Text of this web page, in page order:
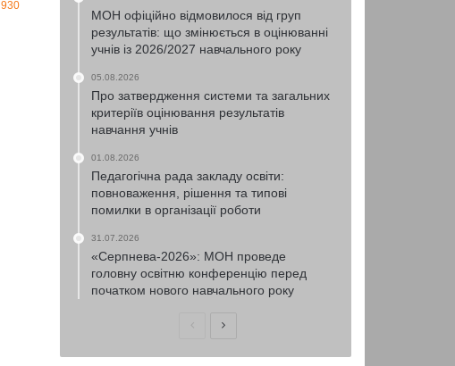
930
МОН офіційно відмовилося від груп
результатів: що змінюється в оцінюванні
учнів із 2026/2027 навчального року
05.08.2026
Про затвердження системи та загальних
критеріїв оцінювання результатів
навчання учнів
01.08.2026
Педагогічна рада закладу освіти:
повноваження, рішення та типові
помилки в організації роботи
31.07.2026
«Серпнева-2026»: МОН проведе
головну освітню конференцію перед
початком нового навчального року
ПопередняНаступна